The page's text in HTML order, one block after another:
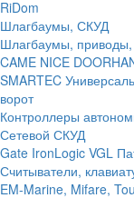
RiDom
Шлагбаумы, СКУД
Шлагбаумы, приводы,
CAME NICE
SMARTEC
ворот
Контроллеры
Сетевой СКУД
Gate IronLogic VGL
Считыватели,
EM-Marine, Mifare,